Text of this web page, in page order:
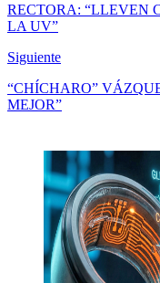
RECTORA: “LLEVEN
LA UV”
Siguiente
“CHÍCHARO”
MEJOR”